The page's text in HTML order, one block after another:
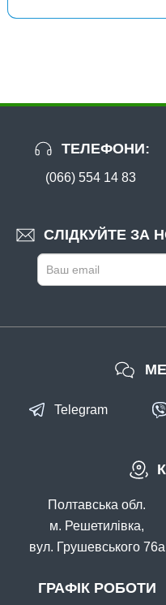
ТЕЛЕФОНИ:
(066) 554 14 83
СЛІДКУЙТЕ ЗА
Полтавська обл.
м. Решетилівка,
вул. Грушевського 76а
ГРАФІК РОБОТИ
Telegram